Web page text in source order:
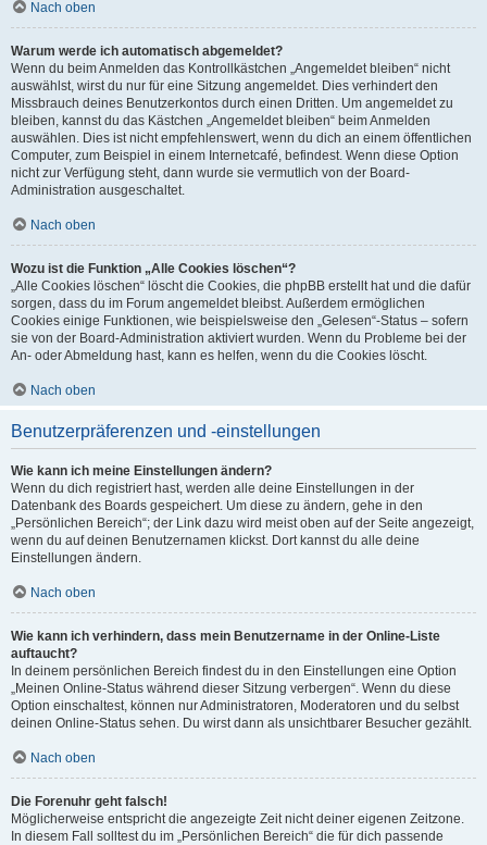
Nach oben
Warum werde ich automatisch abgemeldet?
Wenn du beim Anmelden das Kontrollkästchen „Angemeldet bleiben“ nicht
auswählst, wirst du nur für eine Sitzung angemeldet. Dies verhindert den
Missbrauch deines Benutzerkontos durch einen Dritten. Um angemeldet zu
bleiben, kannst du das Kästchen „Angemeldet bleiben“ beim Anmelden
auswählen. Dies ist nicht empfehlenswert, wenn du dich an einem öffentlichen
Computer, zum Beispiel in einem Internetcafé, befindest. Wenn diese Option
nicht zur Verfügung steht, dann wurde sie vermutlich von der Board-
Administration ausgeschaltet.
Nach oben
Wozu ist die Funktion „Alle Cookies löschen“?
„Alle Cookies löschen“ löscht die Cookies, die phpBB erstellt hat und die dafür
sorgen, dass du im Forum angemeldet bleibst. Außerdem ermöglichen
Cookies einige Funktionen, wie beispielsweise den „Gelesen“-Status – sofern
sie von der Board-Administration aktiviert wurden. Wenn du Probleme bei der
An- oder Abmeldung hast, kann es helfen, wenn du die Cookies löscht.
Nach oben
Benutzerpräferenzen und -einstellungen
Wie kann ich meine Einstellungen ändern?
Wenn du dich registriert hast, werden alle deine Einstellungen in der
Datenbank des Boards gespeichert. Um diese zu ändern, gehe in den
„Persönlichen Bereich“; der Link dazu wird meist oben auf der Seite angezeigt,
wenn du auf deinen Benutzernamen klickst. Dort kannst du alle deine
Einstellungen ändern.
Nach oben
Wie kann ich verhindern, dass mein Benutzername in der Online-Liste
auftaucht?
In deinem persönlichen Bereich findest du in den Einstellungen eine Option
„Meinen Online-Status während dieser Sitzung verbergen“. Wenn du diese
Option einschaltest, können nur Administratoren, Moderatoren und du selbst
deinen Online-Status sehen. Du wirst dann als unsichtbarer Besucher gezählt.
Nach oben
Die Forenuhr geht falsch!
Möglicherweise entspricht die angezeigte Zeit nicht deiner eigenen Zeitzone.
In diesem Fall solltest du im „Persönlichen Bereich“ die für dich passende